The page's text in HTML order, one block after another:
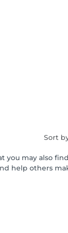
Sort
you may also
help others